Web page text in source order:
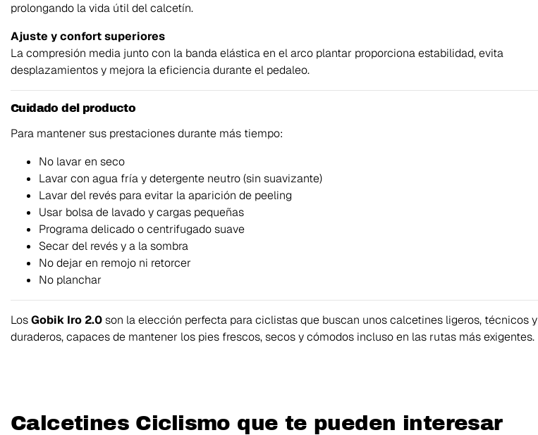
prolongando la vida útil del calcetín.
Ajuste y confort superiores
La compresión media junto con la banda elástica en el arco plantar proporciona estabilidad, evita
desplazamientos y mejora la eficiencia durante el pedaleo.
Cuidado del producto
Para mantener sus prestaciones durante más tiempo:
No lavar en seco
Lavar con agua fría y detergente neutro (sin suavizante)
Lavar del revés para evitar la aparición de peeling
Usar bolsa de lavado y cargas pequeñas
Programa delicado o centrifugado suave
Secar del revés y a la sombra
No dejar en remojo ni retorcer
No planchar
LosGobik Iro 2.0son la elección perfecta para ciclistas que buscan unos calcetines ligeros, técnicos y
duraderos, capaces de mantener los pies frescos, secos y cómodos incluso en las rutas más exigentes.
Calcetines Ciclismo que te pueden interesar